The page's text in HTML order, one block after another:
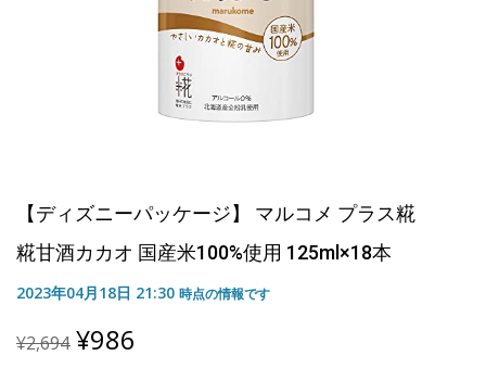
【ディズニーパッケージ】 マルコメ プラス糀
糀甘酒カカオ 国産米100%使用 125ml×18本
2023年04月18日 21:30 時点の情報です
¥2,694 Original
price
¥986